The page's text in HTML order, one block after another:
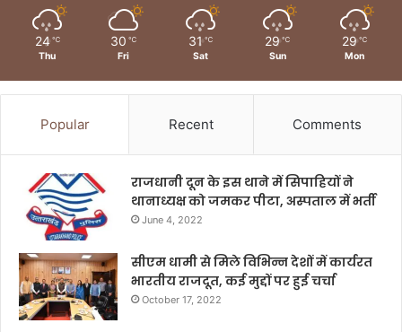
24 ℃
Thu
30 ℃
Fri
31 ℃
Sat
29 ℃
Sun
29 ℃
Mon
Popular Recent Comments
राजधानी दून के इस थाने में सिपाहियों ने
थानाध्यक्ष को जमकर पीटा, अस्पताल में भर्ती
June 4, 2022
सीएम धामी से मिले विभिन्न देशों में कार्यरत
भारतीय राजदूत, कई मुद्दों पर हुई चर्चा
October 17, 2022